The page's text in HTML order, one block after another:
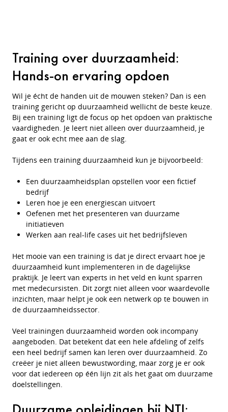
Training over duurzaamheid:
Hands-on ervaring opdoen
Wil je écht de handen uit de mouwen steken? Dan is een
training gericht op duurzaamheid wellicht de beste keuze.
Bij een training ligt de focus op het opdoen van praktische
vaardigheden. Je leert niet alleen over duurzaamheid, je
gaat er ook echt mee aan de slag.
Tijdens een training duurzaamheid kun je bijvoorbeeld:
Een duurzaamheidsplan opstellen voor een fictief
bedrijf
Leren hoe je een energiescan uitvoert
Oefenen met het presenteren van duurzame
initiatieven
Werken aan real-life cases uit het bedrijfsleven
Het mooie van een training is dat je direct ervaart hoe je
duurzaamheid kunt implementeren in de dagelijkse
praktijk. Je leert van experts in het veld en kunt sparren
met medecursisten. Dit zorgt niet alleen voor waardevolle
inzichten, maar helpt je ook een netwerk op te bouwen in
de duurzaamheidssector.
Veel trainingen duurzaamheid worden ook incompany
aangeboden. Dat betekent dat een hele afdeling of zelfs
een heel bedrijf samen kan leren over duurzaamheid. Zo
creëer je niet alleen bewustwording, maar zorg je er ook
voor dat iedereen op één lijn zit als het gaat om duurzame
doelstellingen.